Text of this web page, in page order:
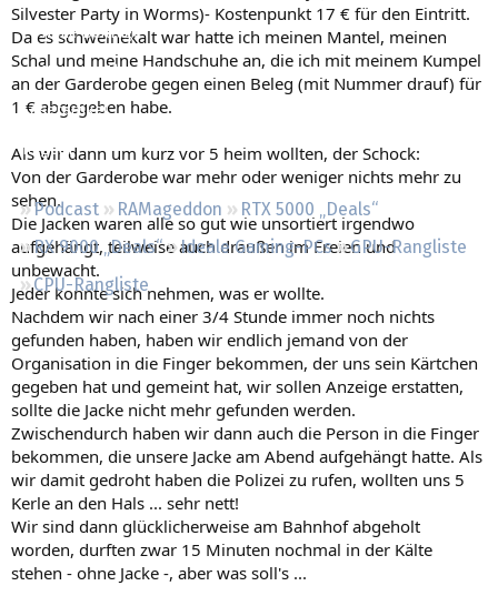
Neue Beiträge
Neueste Aktivitäten
Leserartikel
Regeln
Podcast RAMageddon
RTX 5000 „Deals“
RX 9000 „Deals“
Ideale Gaming-PCs
GPU-Rangliste
CPU-Rangliste
Silvester Party in Worms)- Kostenpunkt 17 € für den Eintritt.
Da es schweinekalt war hatte ich meinen Mantel, meinen
Schal und meine Handschuhe an, die ich mit meinem Kumpel
an der Garderobe gegen einen Beleg (mit Nummer drauf) für
1 € abgegeben habe.
Als wir dann um kurz vor 5 heim wollten, der Schock:
Von der Garderobe war mehr oder weniger nichts mehr zu
sehen.
Die Jacken waren alle so gut wie unsortiert irgendwo
aufgehängt, teilweise auch draußen im Freien und
unbewacht.
Jeder konnte sich nehmen, was er wollte.
Nachdem wir nach einer 3/4 Stunde immer noch nichts
gefunden haben, haben wir endlich jemand von der
Organisation in die Finger bekommen, der uns sein Kärtchen
gegeben hat und gemeint hat, wir sollen Anzeige erstatten,
sollte die Jacke nicht mehr gefunden werden.
Zwischendurch haben wir dann auch die Person in die Finger
bekommen, die unsere Jacke am Abend aufgehängt hatte. Als
wir damit gedroht haben die Polizei zu rufen, wollten uns 5
Kerle an den Hals ... sehr nett!
Wir sind dann glücklicherweise am Bahnhof abgeholt
worden, durften zwar 15 Minuten nochmal in der Kälte
stehen - ohne Jacke -, aber was soll's ...